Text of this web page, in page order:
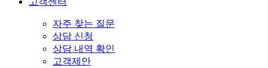
자주 찾는 질문
상담 신청
상담 내역 확인
고객제안